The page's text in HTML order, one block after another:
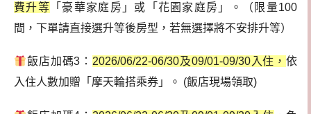
費升等
「豪華家庭房」或「花園家庭房」。（限量100
間，下單請直接選升等後房型，若無選擇將不安排升等）
飯店加碼3：2026/06/22-06/30及09/01-09/30入住，依
入住人數加贈「摩天輪搭乘券」。 (飯店現場領取)